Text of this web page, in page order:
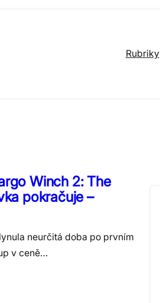
Rubriky
Winch 2: The
pokračuje –
neurčitá doba po prvním
v ceně…